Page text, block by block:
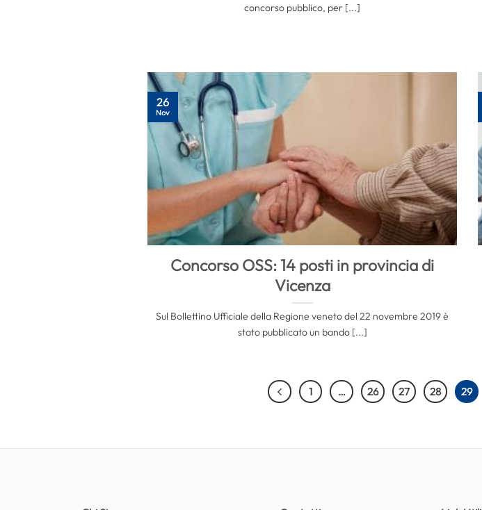
concorso pubblico, per [...]
Concorso OSS: 14 posti in provincia di
Vicenza
Sul Bollettino Ufficiale della Regione veneto del 22 novembre 2019 è
stato pubblicato un bando [...]
26
Nov
1 … 26 27 28 29